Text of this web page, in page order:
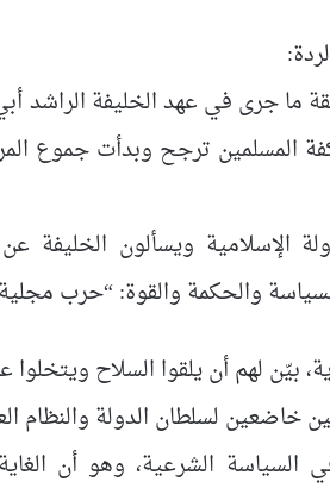
ما جرى في عهد الخليفة
المسلمين ترجح وبدأت جموع
ويسألون الخليفة
والحكمة والقوة: “حرب
لهم أن يلقوا السلاح ويتخلوا
خاضعين لسلطان الدولة والنظام
الشرعية، وهو أن